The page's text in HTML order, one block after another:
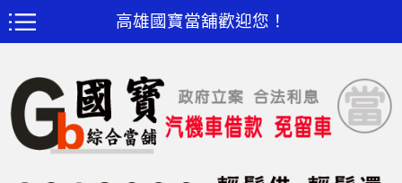
高雄國寶當舖歡迎您！